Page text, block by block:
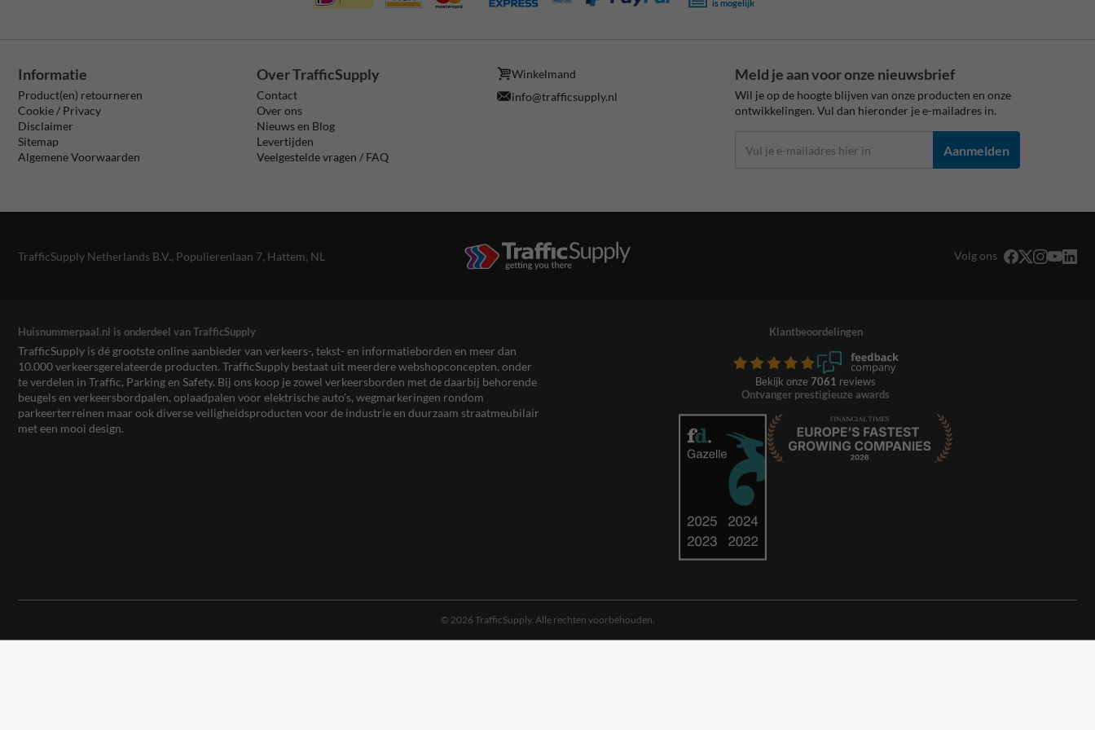
is mogelijk
Informatie
Product(en) retourneren
Cookie / Privacy
Disclaimer
Sitemap
Algemene Voorwaarden
Over TrafficSupply
Contact
Over ons
Nieuws en Blog
Levertijden
Veelgestelde vragen / FAQ
Winkelmand
info@trafficsupply.nl
Meld je aan voor onze nieuwsbrief
Wil je op de hoogte blijven van onze producten en onze
ontwikkelingen. Vul dan hieronder je e-mailadres in.
Aanmelden
TrafficSupply Netherlands B.V., Populierenlaan 7, Hattem, NL Volg ons
Huisnummerpaal.nl is onderdeel van TrafficSupply
TrafficSupply is dé grootste online aanbieder van verkeers-, tekst- en informatieborden en meer dan
10.000 verkeersgerelateerde producten. TrafficSupply bestaat uit meerdere webshopconcepten, onder
te verdelen in Traffic, Parking en Safety. Bij ons koop je zowel verkeersborden met de daarbij behorende
beugels en verkeersbordpalen, oplaadpalen voor elektrische auto’s, wegmarkeringen rondom
parkeerterreinen maar ook diverse veiligheidsproducten voor de industrie en duurzaam straatmeubilair
met een mooi design.
Klantbeoordelingen
Bekijk onze 7061 reviews
Ontvanger prestigieuze awards
© 2026 TrafficSupply. Alle rechten voorbehouden.